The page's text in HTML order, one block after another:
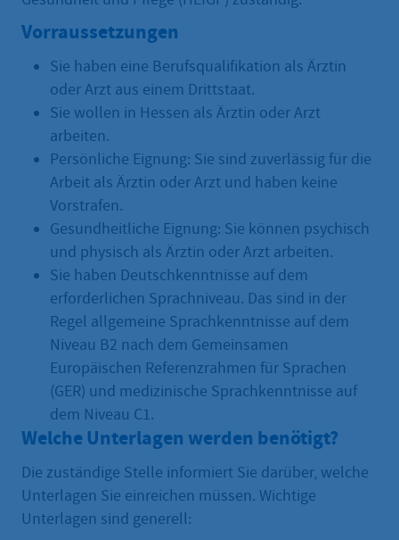
Vorraussetzungen
Sie haben eine Berufsqualifikation als Ärztin
oder Arzt aus einem Drittstaat.
Sie wollen in Hessen als Ärztin oder Arzt
arbeiten.
Persönliche Eignung: Sie sind zuverlässig für die
Arbeit als Ärztin oder Arzt und haben keine
Vorstrafen.
Gesundheitliche Eignung: Sie können psychisch
und physisch als Ärztin oder Arzt arbeiten.
Sie haben Deutschkenntnisse auf dem
erforderlichen Sprachniveau. Das sind in der
Regel allgemeine Sprachkenntnisse auf dem
Niveau B2 nach dem Gemeinsamen
Europäischen Referenzrahmen für Sprachen
(GER) und medizinische Sprachkenntnisse auf
dem Niveau C1.
Welche Unterlagen werden benötigt?
Die zuständige Stelle informiert Sie darüber, welche
Unterlagen Sie einreichen müssen. Wichtige
Unterlagen sind generell: